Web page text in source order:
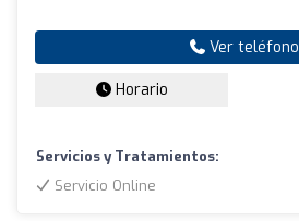
Ver teléfono
Horario
Servicios y Tratamientos:
Servicio Online